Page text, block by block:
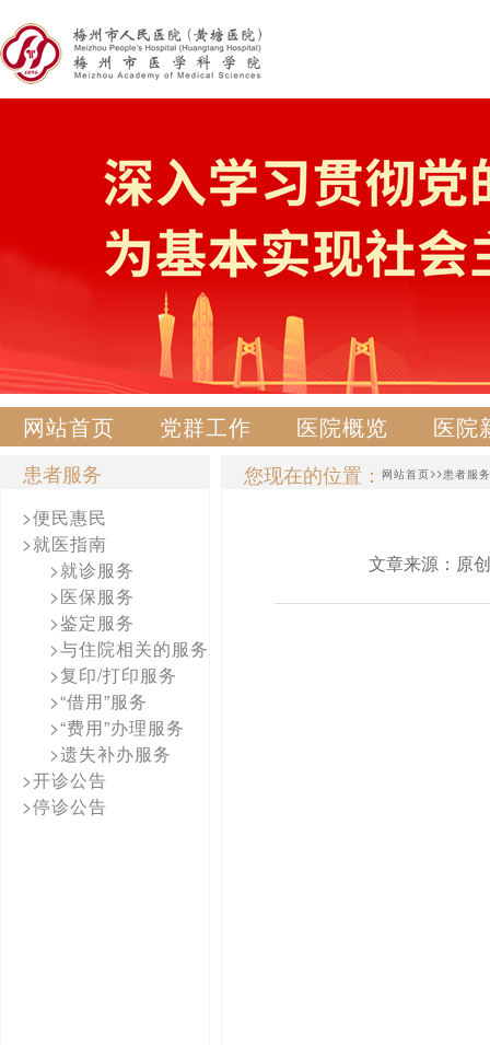
网站首页 党群工作 医院概览 医院
患者服务
>便民惠民
>就医指南
>就诊服务
>医保服务
>鉴定服务
>与住院相关的服务
>复印/打印服务
>“借用”服务
>“费用”办理服务
>遗失补办服务
>开诊公告
>停诊公告
您现在的位置： 网站首页>>患者服务
文章来源：原创